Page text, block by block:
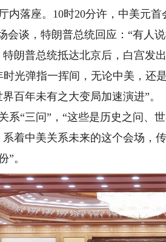
落座。10时20分许，中美元首
谈，特朗普总统回应：“有人说
朗普总统抵达北京后，白宫发
弹指一挥间，无论中美，还
百年未有之大变局加速演进”。
“三问”，“这些是历史之问、
着中美关系未来的这个会场，
”。